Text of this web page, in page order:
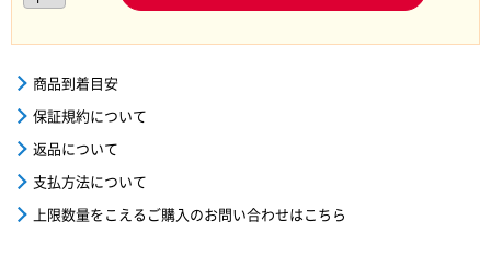
商品到着目安
保証規約について
返品について
支払方法について
上限数量をこえるご購入のお問い合わせはこちら